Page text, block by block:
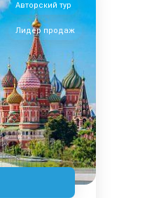
Авторский тур
Лидер продаж